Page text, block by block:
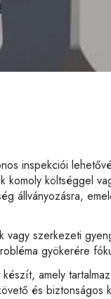
inspekciói
költséggel
vagy szerkezeti
gyökerére
amely
és biztonságos